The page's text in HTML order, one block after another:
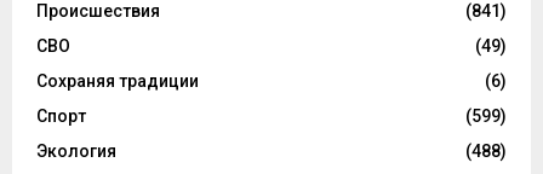
Происшествия
(841)
СВО
(49)
Сохраняя традиции
(6)
Спорт
(599)
Экология
(488)